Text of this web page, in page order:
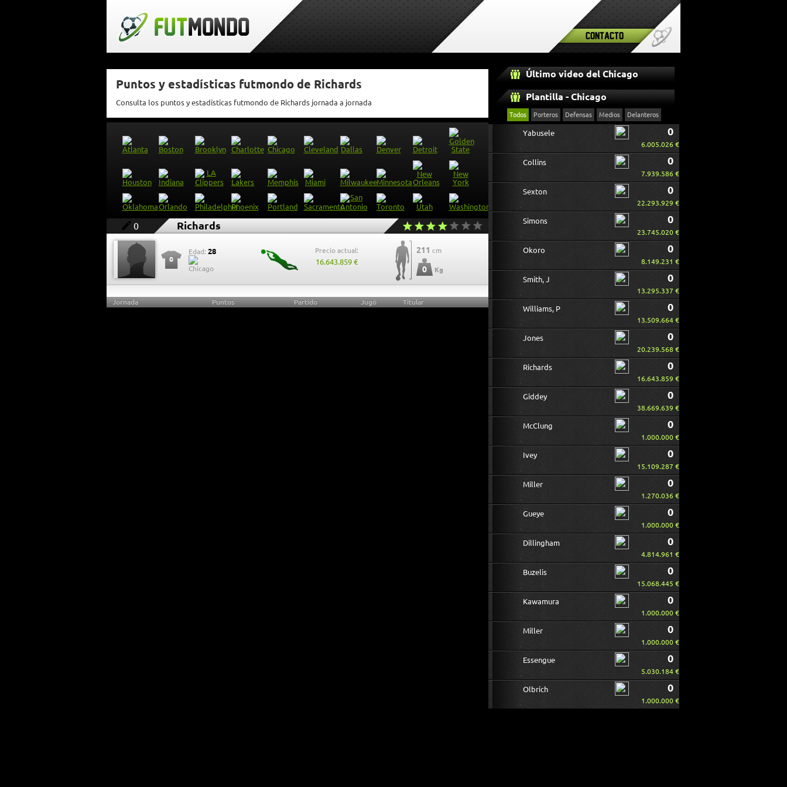
Contacto
Puntos y estadísticas futmondo de Richards
Consulta los puntos y estadísticas futmondo de Richards jornada a jornada
0 Richards
0
Edad: 28 Precio actual:
16.643.859 €
211 cm
0 Kg
Jornada Puntos Partido Jugó Titular
Último video del Chicago
Plantilla - Chicago
Todos Porteros Defensas Medios Delanteros
Yabusele 0
6.005.026 €
Collins 0
7.939.586 €
Sexton 0
22.293.929 €
Simons 0
23.745.020 €
Okoro 0
8.149.231 €
Smith, J 0
13.295.337 €
Williams, P 0
13.509.664 €
Jones 0
20.239.568 €
Richards 0
16.643.859 €
Giddey 0
38.669.639 €
McClung 0
1.000.000 €
Ivey 0
15.109.287 €
Miller 0
1.270.036 €
Gueye 0
1.000.000 €
Dillingham 0
4.814.961 €
Buzelis 0
15.068.445 €
Kawamura 0
1.000.000 €
Miller 0
1.000.000 €
Essengue 0
5.030.184 €
Olbrich 0
1.000.000 €